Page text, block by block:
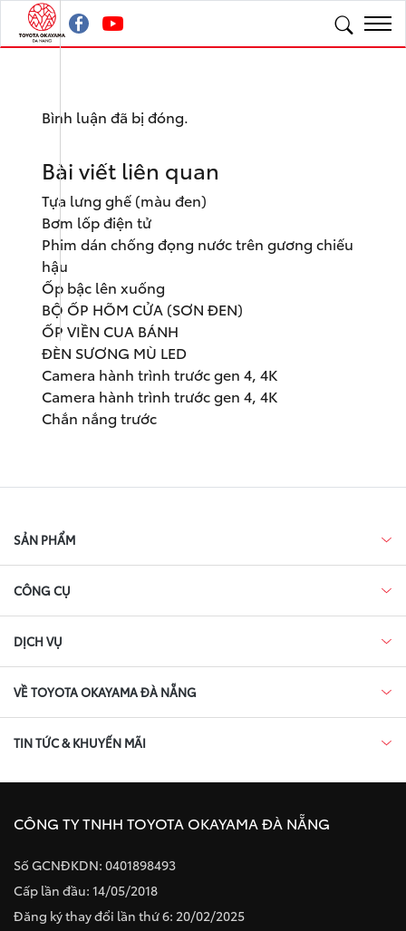
Bình luận đã bị đóng.
Bài viết liên quan
Tựa lưng ghế (màu đen)
Bơm lốp điện tử
Phim dán chống đọng nước trên gương chiếu
hậu
Ốp bậc lên xuống
BỘ ỐP HÕM CỬA (SƠN ĐEN)
ỐP VIỀN CUA BÁNH
ĐÈN SƯƠNG MÙ LED
Camera hành trình trước gen 4, 4K
Camera hành trình trước gen 4, 4K
Chắn nắng trước
SẢN PHẨM
CÔNG CỤ
DỊCH VỤ
VỀ TOYOTA OKAYAMA ĐÀ NẴNG
TIN TỨC & KHUYẾN MÃI
CÔNG TY TNHH TOYOTA OKAYAMA ĐÀ NẴNG
Số GCNĐKDN: 0401898493
Cấp lần đầu: 14/05/2018
Đăng ký thay đổi lần thứ 6: 20/02/2025